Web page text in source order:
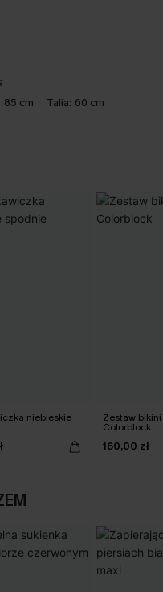
85 cm Talia: 60 cm
niebieskie Zestaw
Colorblock
160,00 zł